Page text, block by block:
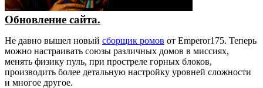
Обновление сайта.
Не давно вышел новый сборщик ромов от Emperor175. Теперь
можно настраивать союзы различных домов в миссиях,
менять физику пуль, при простреле горных блоков,
производить более детальную настройку уровней сложности
и многое другое.